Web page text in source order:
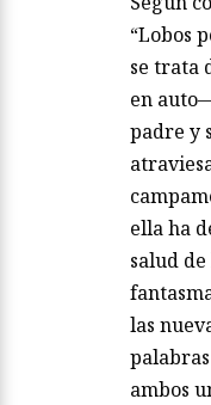
“Lobos
se trata
en
padre y
ella ha
salud
las
ambos